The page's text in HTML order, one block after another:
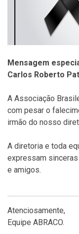
Mensagem
Carlos Roberto
A Associação
com pesar o
irmão do nosso
A diretoria e toda
expressam
e amigos.
Atenciosamente,
Equipe ABRACO.